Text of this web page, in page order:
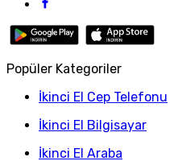
Popüler Kategoriler
İkinci El Cep Telefonu
İkinci El Bilgisayar
İkinci El Araba